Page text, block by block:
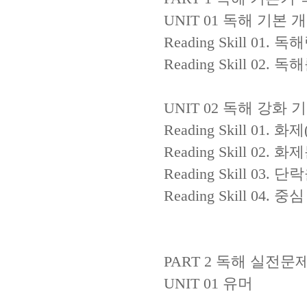
UNIT 01 독해 기본
Reading Skill 01. 독
Reading Skill 02. 독
UNIT 02 독해 강화
Reading Skill 01. 화제
Reading Skill 02. 화
Reading Skill 03. 단
Reading Skill 04. 중
PART 2 독해 실전문
UNIT 01 유머